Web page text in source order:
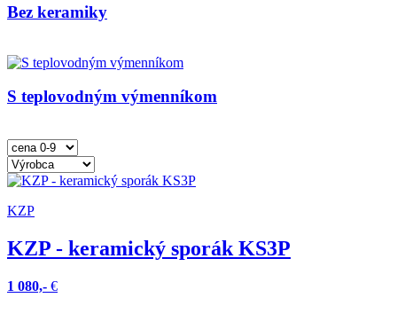
Bez keramiky
S teplovodným výmenníkom
KZP
KZP - keramický sporák KS3P
1 080,- €